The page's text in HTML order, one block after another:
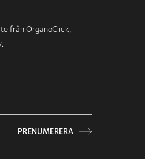
från OrganoClick,
PRENUMERERA